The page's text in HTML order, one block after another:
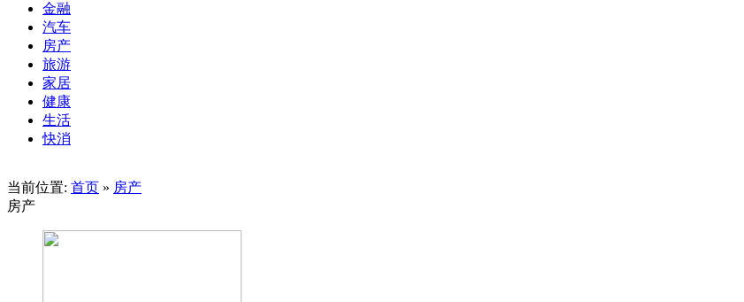
金融
汽车
房产
旅游
家居
健康
生活
快消
当前位置: 首页 » 房产
房产